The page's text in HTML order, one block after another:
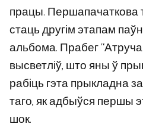
працы. Першапачаткова
стаць другім этапам
альбома. Прабег
высветліў, што яны ў
рабіць гэта прыкладна
таго, як адбыўся першы
шок.